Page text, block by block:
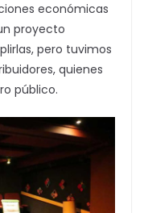
económicas
proyecto
pero tuvimos
quienes
público.